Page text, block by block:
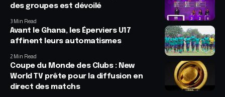
des groupes est dévoilé
3 Min Read
Avant le Ghana, les Éperviers U17
affinent leurs automatismes
2 Min Read
Coupe du Monde des Clubs : New
World TV prête pour la diffusion en
direct des matchs